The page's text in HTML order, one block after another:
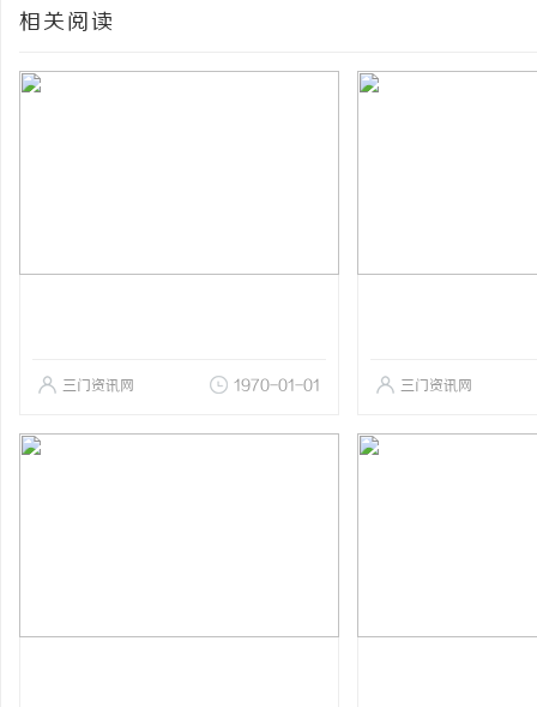
相关阅读
三门资讯网 1970-01-01 三门资讯网